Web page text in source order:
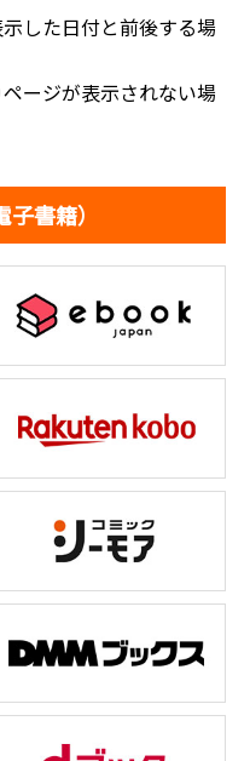
した日付と前後する場
ージが表示されない場
書籍）